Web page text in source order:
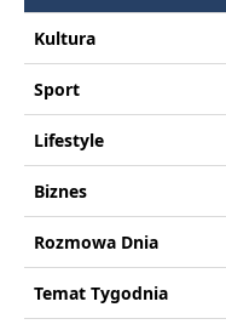
Kultura
Sport
Lifestyle
Biznes
Rozmowa Dnia
Temat Tygodnia